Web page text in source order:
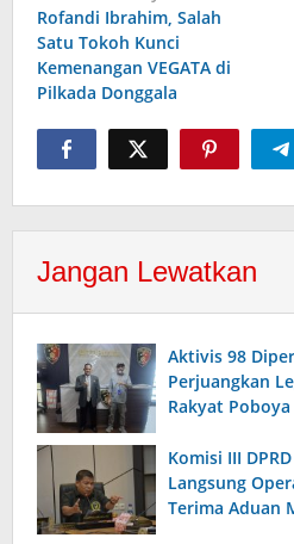
pos
Rofandi Ibrahim, Salah
Satu Tokoh Kunci
Kemenangan VEGATA di
Pilkada Donggala
Jangan Lewatkan
Aktivis 98
Perjuangkan
Rakyat Poboya
Komisi III
Langsung
Terima Aduan